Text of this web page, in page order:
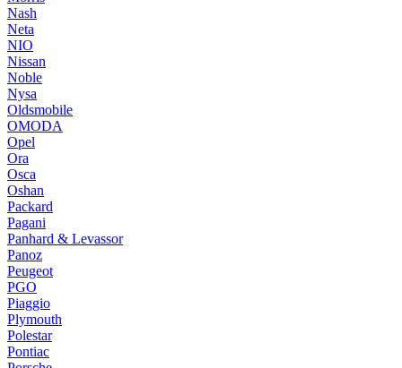
Nash
Neta
NIO
Nissan
Noble
Nysa
Oldsmobile
OMODA
Opel
Ora
Osca
Oshan
Packard
Pagani
Panhard & Levassor
Panoz
Peugeot
PGO
Piaggio
Plymouth
Polestar
Pontiac